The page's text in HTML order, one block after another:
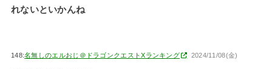
れないといかんね
148:名無しのエルおじ＠ドラゴンクエストXランキング 2024/11/08(金)